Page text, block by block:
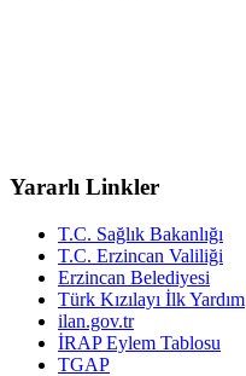
Yararlı Linkler
T.C. Sağlık Bakanlığı
T.C. Erzincan Valiliği
Erzincan Belediyesi
Türk Kızılayı İlk Yardım
ilan.gov.tr
İRAP Eylem Tablosu
TGAP